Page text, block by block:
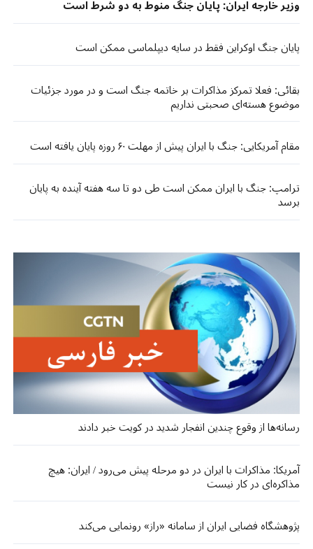
وزیر خارجه ایران: پایان جنگ منوط به دو شرط است
پایان جنگ اوکراین فقط در سایه دیپلماسی ممکن است
بقائی: فعلا تمرکز مذاکرات بر خاتمه جنگ است و در مورد جزئیات
موضوع هسته‌ای صحبتی نداریم
مقام آمریکایی: جنگ با ایران پیش از مهلت ۶۰ روزه پایان یافته است
ترامپ: جنگ با ایران ممکن است طی دو تا سه هفته آینده به پایان
برسد
رسانه‌ها از وقوع چندین انفجار شدید در کویت خبر دادند
آمریکا: مذاکرات با ایران در دو مرحله پیش می‌رود / ایران: هیچ
مذاکره‌ای در کار نیست
پژوهشگاه فضایی ایران از سامانه «راز» رونمایی می‌کند